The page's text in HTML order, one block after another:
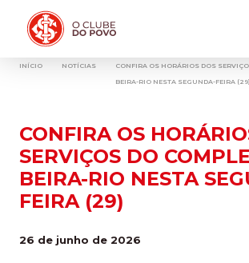
INÍCIO NOTÍCIAS
CONFIRA OS HORÁRIOS DOS
BEIRA-RIO NESTA SEGUNDA-FEIRA (29)
CONFIRA OS
SERVIÇOS DO
BEIRA-RIO NESTA
FEIRA (29)
26 de junho de 2026